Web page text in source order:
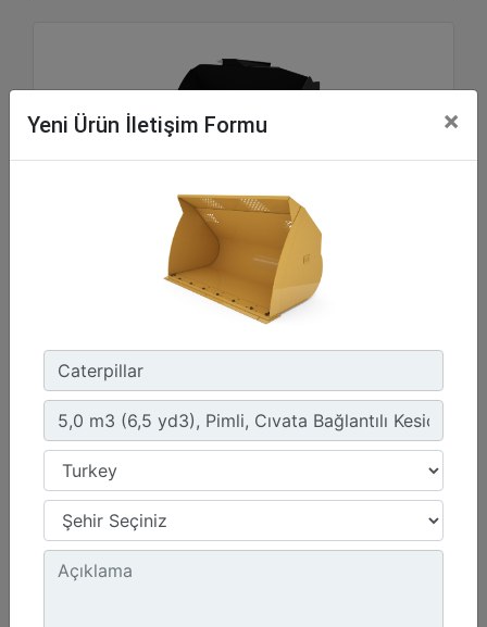
2,7 m3 (3,5 yd3), Fusion™ Ataşman Değiştirici
107.4 inç - 2727 mm
54.3 inç - 1378 mm
Ağırlık :
Yeni Ürün İletişim Formu ×